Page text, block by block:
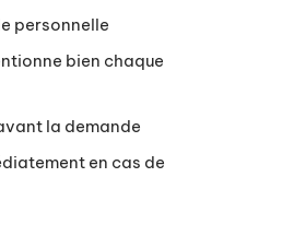
personnelle
bien chaque
la demande
en cas de